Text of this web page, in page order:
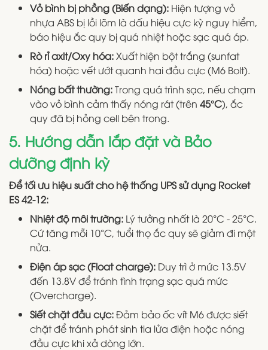
Vỏ bình bị phồng (Biến dạng): Hiện tượng vỏ
nhựa ABS bị lồi lõm là dấu hiệu cực kỳ nguy hiểm,
báo hiệu ắc quy bị quá nhiệt hoặc sạc quá áp.
Rò rỉ axit/Oxy hóa:Xuất hiện bột trắng (sunfat
hóa) hoặc vết ướt quanh hai đầu cực (M6 Bolt).
Nóng bất thường:Trong quá trình sạc, nếu chạm
vào vỏ bình cảm thấy nóng rát (trên 45°C), ắc
quy đã bị hỏng cell bên trong.
5. Hướng dẫn lắp đặt và Bảo
dưỡng định kỳ
Để tối ưu hiệu suất cho hệ thống UPS sử dụng Rocket
ES 42-12:
Nhiệt độ môi trường: Lý tưởng nhất là 20°C - 25°C.
Cứ tăng mỗi 10°C, tuổi thọ ắc quy sẽ giảm đi một
nửa.
Điện áp sạc (Float charge): Duy trì ở mức 13.5V
đến 13.8V để tránh tình trạng sạc quá mức
(Overcharge).
Siết chặt đầu cực:Đảm bảo ốc vít M6 được siết
chặt để tránh phát sinh tia lửa điện hoặc nóng
đầu cực khi xả dòng lớn.